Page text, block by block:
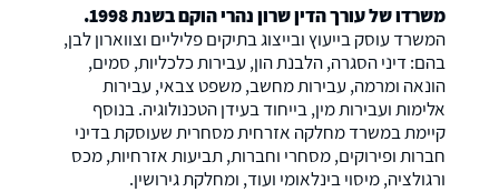
משרדו של עורך הדין שרון נהרי הוקם בשנת 1998.
המשרד עוסק בייעוץ ובייצוג בתיקים פליליים וצווארון לבן,
בהם: דיני הסגרה, הלבנת הון, עבירות כלכליות, סמים,
הונאה ומרמה, עבירות מחשב, משפט צבאי, עבירות
אלימות ועבירות מין, בייחוד בעידן הטכנולוגיה. בנוסף
קיימת במשרד מחלקה אזרחית מסחרית שעוסקת בדיני
חברות ופירוקים, מסחרי וחברות, תביעות אזרחיות, מכס
ורגולציה, מיסוי בינלאומי ועוד, ומחלקת גירושין.